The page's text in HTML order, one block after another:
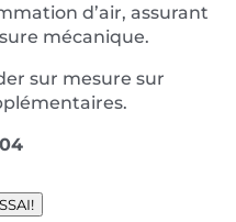
d’air, assurant
mécanique.
sur mesure sur